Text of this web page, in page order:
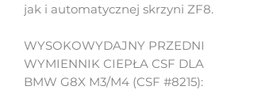
jak i automatycznej skrzyni ZF8.
WYSOKOWYDAJNY PRZEDNI
WYMIENNIK CIEPŁA CSF DLA
BMW G8X M3/M4 (CSF #8215):